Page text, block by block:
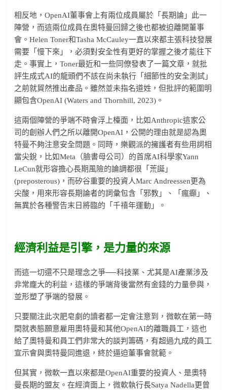
相反地，OpenAI董事會上有兩位成員屬於「長期論」此一
陣營，而這兩位成員在奧特曼回歸之後也都被迫離開董事
會。Helen Toner和Tasha McCauley一直以來都主張科技發展
需要「慢下來」，必須對安全性有更好的掌握之後才能往下
走。事實上，Toner最近和一些同僚發表了一篇文章，就批
評生成式AI的龍頭們不該在尚未執行「細節性的安全測試」
之前就貿然推出產品。雖然並未指名道姓，但批評的範圍明
顯包含OpenAI (Waters and Thornhill, 2023)。
這兩個陣營的爭端不時會浮上檯面，比如Anthropic這家公
司的創辦人們之所以離開OpenAI，公開的理由就是認為奧
特曼不夠注意安全問題。同時，樂觀派的擁護者有些用詞相
當尖銳，比如Meta（臉書母公司）的首席AI科學家Yann
LeCun就形容擔心長期風險的論調都很「荒誕」
(preposterous)，而矽谷重要的投資人Marc Andreessen更為
尖酸，用來形容長期論者的詞彙包含「邪教」、「瘋癲」、
無異於各種警告末日將臨的「千禧年運動」。
經濟利益是引擎，是力量的來源
而這一切還不只是理念之爭──科技業、尤其是AI產業涉及
非常龐大的利益，這樣的爭端背後當然有金錢的力量參與，
並形塑了爭端的發展。
只要關注此次肥皂劇的讀者都一定會注意到，微軟在第一時
間就表態願意雇用奧特曼和其他OpenAI的離職員工，這也
給了奧特曼和員工們非常大的談判籌碼，有超過九成的員工
宣示會與奧特曼同進退，終於逼迫董事會就範。
但其實，微軟一直以來都是OpenAI重要的投資人、是奧特
曼長期的盟友。在經濟面上，微軟執行長Satya Nadella更曾